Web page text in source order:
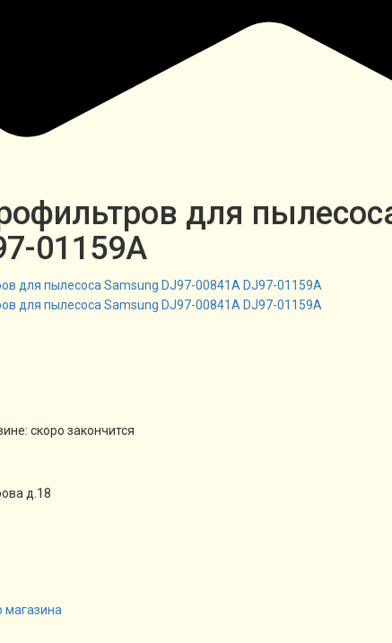
для
01159A
скоро закончится
д.18
магазина